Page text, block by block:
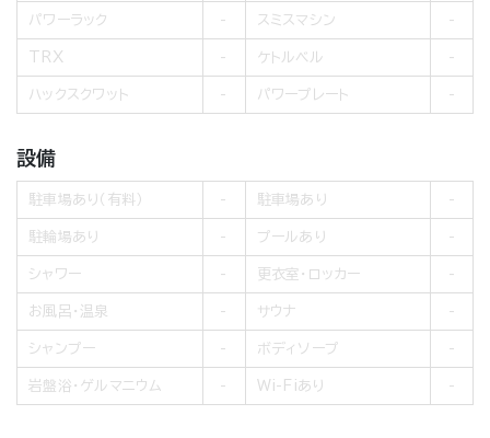
パワーラック スミスマシン
TRX ケトルベル
ハックスクワット パワープレート
設備
駐車場あり（有料） 駐車場あり
駐輪場あり プールあり
シャワー 更衣室・ロッカー
お風呂・温泉 サウナ
シャンプー ボディソープ
岩盤浴・ゲルマニウム Wi-Fiあり